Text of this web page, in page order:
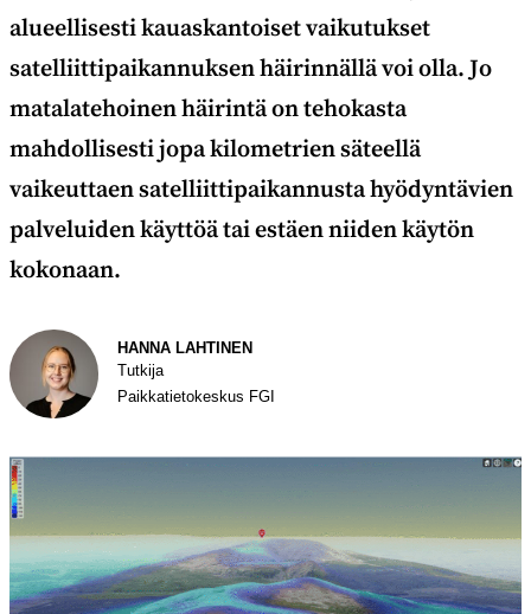
alueellisesti kauaskantoiset vaikutukset
satelliittipaikannuksen häirinnällä voi olla. Jo
matalatehoinen häirintä on tehokasta
mahdollisesti jopa kilometrien säteellä
vaikeuttaen satelliittipaikannusta hyödyntävien
palveluiden käyttöä tai estäen niiden käytön
kokonaan.
Kirjoittaja
HANNA LAHTINEN
Tutkija
Paikkatietokeskus FGI